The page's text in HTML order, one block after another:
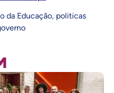
da Educação, politicas